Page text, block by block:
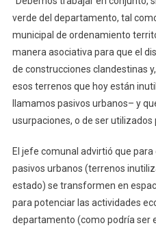
verde del departamento, tal
municipal de ordenamiento
manera asociativa para que el
de construcciones clandestinas
esos terrenos que hoy están
llamamos pasivos urbanos– y
usurpaciones, o de ser utilizados
El jefe comunal advirtió que para
pasivos urbanos (terrenos
estado) se transformen en
para potenciar las actividades
departamento (como podría ser